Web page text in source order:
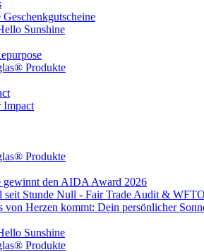
Sunshine
Produkte
Impact
Produkte
gewinnt den AIDA Award 2026
seit Stunde Null - Fair Trade Audit &
von Herzen kommt: Dein persönlicher
Sunshine
Produkte